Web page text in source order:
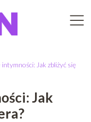
intymności: Jak zbliżyć się
Jak